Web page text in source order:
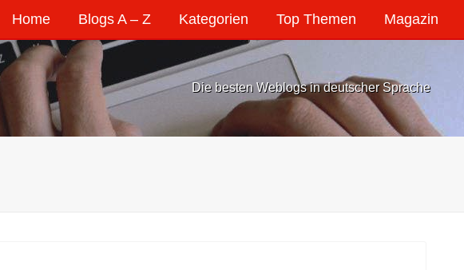
Home Blogs A – Z Kategorien Top Themen Magazin
Die besten Weblogs in deutscher Sprache